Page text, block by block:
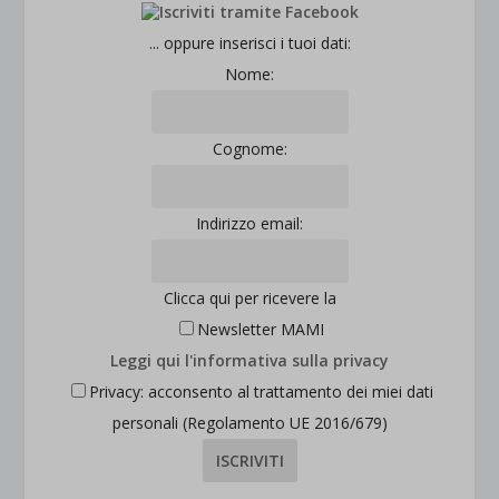
... oppure inserisci i tuoi dati:
Nome:
Cognome:
Indirizzo email:
Clicca qui per ricevere la
Newsletter MAMI
Leggi qui l'informativa sulla privacy
Privacy: acconsento al trattamento dei miei dati
personali (Regolamento UE 2016/679)